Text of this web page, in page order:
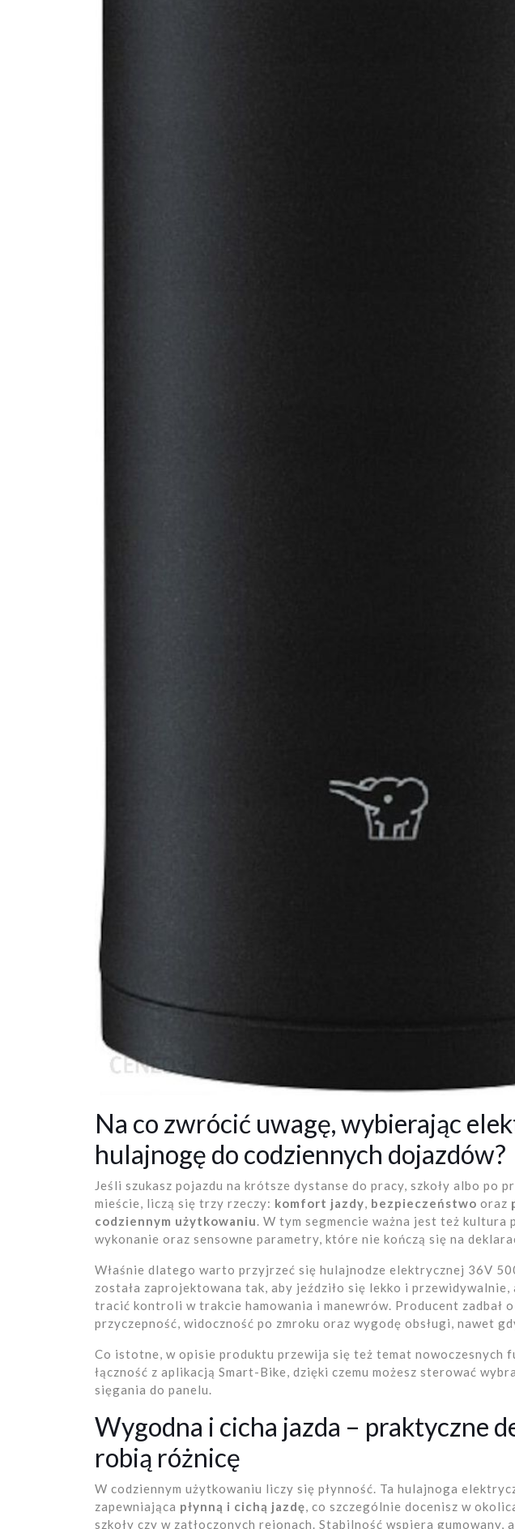
Na co zwrócić uwagę, wybierając
hulajnogę do codziennych dojazdów?
Jeśli szukasz pojazdu na krótsze dystanse do pracy, szkoły albo po
mieście, liczą się trzy rzeczy: komfort jazdy, bezpieczeństwo oraz
codziennym użytkowaniu. W tym segmencie ważna jest też kultura
wykonanie oraz sensowne parametry, które nie kończą się na
Właśnie dlatego warto przyjrzeć się hulajnodze elektrycznej 36V
została zaprojektowana tak, aby jeździło się lekko i przewidywalnie,
tracić kontroli w trakcie hamowania i manewrów. Producent zadbał
przyczepność, widoczność po zmroku oraz wygodę obsługi, nawet
Co istotne, w opisie produktu przewija się też temat nowoczesnych
łączność z aplikacją Smart-Bike, dzięki czemu możesz sterować
sięgania do panelu.
Wygodna i cicha jazda – praktyczne
robią różnicę
W codziennym użytkowaniu liczy się płynność. Ta hulajnoga
zapewniająca płynną i cichą jazdę, co szczególnie docenisz w
szkoły czy w zatłoczonych rejonach. Stabilność wspiera gumowany,